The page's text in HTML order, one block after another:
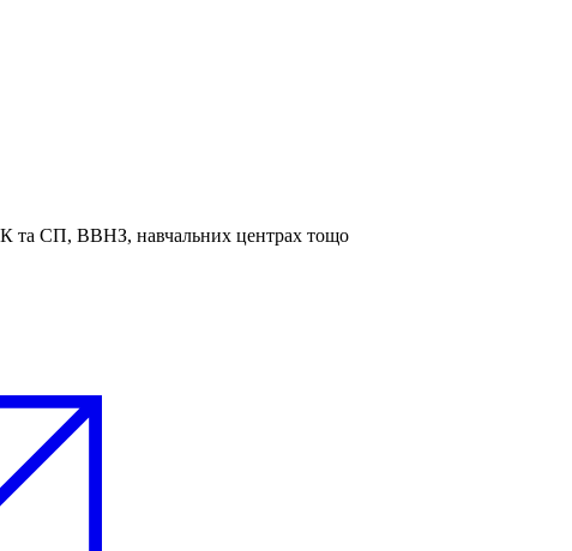
та СП, ВВНЗ, навчальних центрах тощо